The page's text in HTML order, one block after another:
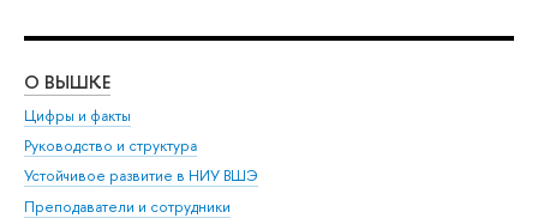
О ВЫШКЕ
Цифры и факты
Руководство и структура
Устойчивое развитие в НИУ ВШЭ
Преподаватели и сотрудники